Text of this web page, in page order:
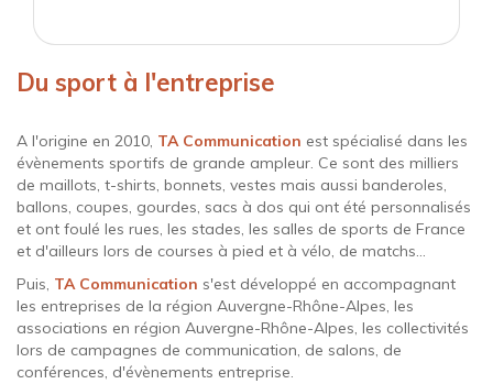
Du sport à l'entreprise
A l'origine en 2010, TA Communication est spécialisé dans les
évènements sportifs de grande ampleur. Ce sont des milliers
de maillots, t-shirts, bonnets, vestes mais aussi banderoles,
ballons, coupes, gourdes, sacs à dos qui ont été personnalisés
et ont foulé les rues, les stades, les salles de sports de France
et d'ailleurs lors de courses à pied et à vélo, de matchs...
Puis, TA Communication s'est développé en accompagnant
les entreprises de la région Auvergne-Rhône-Alpes, les
associations en région Auvergne-Rhône-Alpes, les collectivités
lors de campagnes de communication, de salons, de
conférences, d'évènements entreprise.